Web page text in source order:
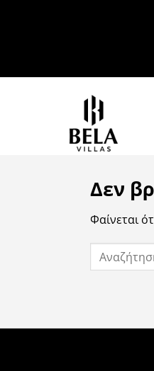
Δεν
Φαίνεται